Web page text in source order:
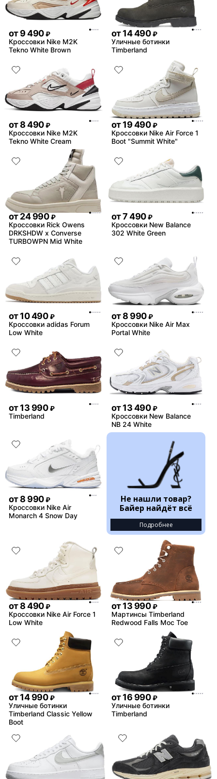
от9 490 ₽
Кроссовки Nike M2K
Tekno White Brown
от14 490 ₽
Уличные ботинки
Timberland
от8 490 ₽
Кроссовки Nike M2K
Tekno White Cream
от19 490 ₽
Кроссовки Nike Air Force 1
Boot "Summit White"
от24 990 ₽
Кроссовки Rick Owens
DRKSHDW x Converse
TURBOWPN Mid White
от7 490 ₽
Кроссовки New Balance
302 White Green
от10 490 ₽
Кроссовки adidas Forum
Low White
от8 990 ₽
Кроссовки Nike Air Max
Portal White
от13 990 ₽
Timberland
от13 490 ₽
Кроссовки New Balance
NB 24 White
от8 990 ₽
Кроссовки Nike Air
Monarch 4 Snow Day
Не нашли товар?
Байер найдёт всё
Подробнее
от8 490 ₽
Кроссовки Nike Air Force 1
Low White
от13 990 ₽
Мартинсы Timberland
Redwood Falls Moc Toe
от14 990 ₽
Уличные ботинки
Timberland Classic Yellow
Boot
от16 990 ₽
Уличные ботинки
Timberland